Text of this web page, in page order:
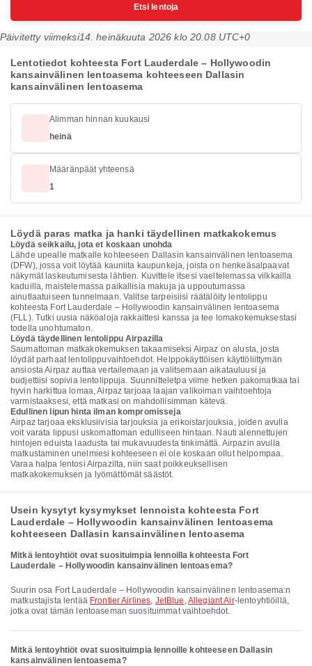
Etsi lentoja
Päivitetty viimeksi14. heinäkuuta 2026 klo 20.08 UTC+0
Lentotiedot kohteesta Fort Lauderdale – Hollywoodin
kansainvälinen lentoasema kohteeseen Dallasin
kansainvälinen lentoasema
Alimman hinnan kuukausi
heinä
Määränpäät yhteensä
1
Löydä paras matka ja hanki täydellinen matkakokemus
Löydä seikkailu, jota et koskaan unohda
Lähde upealle matkalle kohteeseen Dallasin kansainvälinen lentoasema
(DFW), jossa voit löytää kauniita kaupunkeja, joista on henkeäsalpaavat
näkymät laskeutumisesta lähtien. Kuvittele itsesi vaeltelemassa vilkkailla
kaduilla, maistelemassa paikallisia makuja ja uppoutumassa
ainutlaatuiseen tunnelmaan. Valitse tarpeisiisi räätälöity lentolippu
kohteesta Fort Lauderdale – Hollywoodin kansainvälinen lentoasema
(FLL). Tutki uusia näköaloja rakkaittesi kanssa ja tee lomakokemuksestasi
todella unohtumaton.
Löydä täydellinen lentolippu Airpazilla
Saumattoman matkakokemuksen takaamiseksi Airpaz on alusta, josta
löydät parhaat lentolippuvaihtoehdot. Helppokäyttöisen käyttöliittymän
ansiosta Airpaz auttaa vertailemaan ja valitsemaan aikatauluusi ja
budjettiisi sopivia lentolippuja. Suunnitteletpa viime hetken pakomatkaa tai
hyvin harkittua lomaa, Airpaz tarjoaa laajan valikoiman vaihtoehtoja
varmistaaksesi, että matkasi on mahdollisimman kätevä.
Edullinen lipun hinta ilman kompromisseja
Airpaz tarjoaa eksklusiivisia tarjouksia ja erikoistarjouksia, joiden avulla
voit varata lippusi uskomattoman edulliseen hintaan. Nauti alennettujen
hintojen eduista laadusta tai mukavuudesta tinkimättä. Airpazin avulla
matkustaminen unelmiesi kohteeseen ei ole koskaan ollut helpompaa.
Varaa halpa lentosi Airpazilta, niin saat poikkeuksellisen
matkakokemuksen ja lyömättömät säästöt.
Usein kysytyt kysymykset lennoista kohteesta Fort
Lauderdale – Hollywoodin kansainvälinen lentoasema
kohteeseen Dallasin kansainvälinen lentoasema
Mitkä lentoyhtiöt ovat suosituimpia lennoilla kohteesta Fort
Lauderdale – Hollywoodin kansainvälinen lentoasema?
Suurin osa Fort Lauderdale – Hollywoodin kansainvälinen lentoasema:n
matkustajista lentää Frontier Airlines, JetBlue ,Allegiant Air-lentoyhtiöillä,
jotka ovat tämän lentoaseman suosituimmat vaihtoehdot.
Mitkä lentoyhtiöt ovat suosituimpia lennoille kohteeseen Dallasin
kansainvälinen lentoasema?